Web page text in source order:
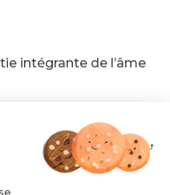
intégrante de l’âme
(céramiste,
à venir les
afin de